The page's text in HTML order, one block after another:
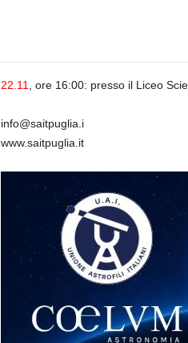
a
22.11 , ore 16:00: presso il Liceo
info@saitpuglia.i
www.saitpuglia.it